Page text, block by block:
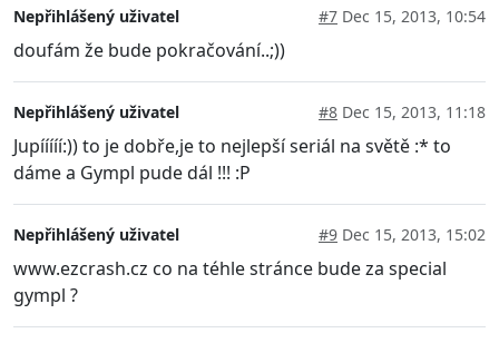
Nepřihlášený uživatel #7 Dec 15, 2013, 10:54
doufám že bude pokračování..;))
Nepřihlášený uživatel #8 Dec 15, 2013, 11:18
Jupííííí:)) to je dobře,je to nejlepší seriál na světě :* to
dáme a Gympl pude dál !!! :P
Nepřihlášený uživatel #9 Dec 15, 2013, 15:02
www.ezcrash.cz co na téhle stránce bude za special
gympl ?